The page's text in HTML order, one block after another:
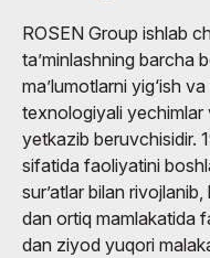
ROSEN Group ishlab
ta’minlashning barcha
ma’lumotlarni yig‘ish
texnologiyali
yetkazib beruvchisidir.
sifatida faoliyatini
sur’atlar bilan
dan ortiq mamlakatida
dan ziyod yuqori